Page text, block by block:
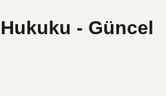
- Güncel